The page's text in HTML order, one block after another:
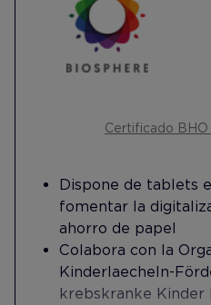
Certificado
Dispone de tablets
fomentar la
ahorro de papel
Colabora con la
Kinderlaecheln-
krebskranke Kinder